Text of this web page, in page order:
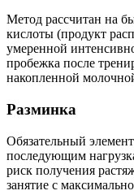
Метод рассчитан на
кислоты (продукт
умеренной
пробежка после
накопленной
Разминка
Обязательный
последующим
риск получения
занятие с